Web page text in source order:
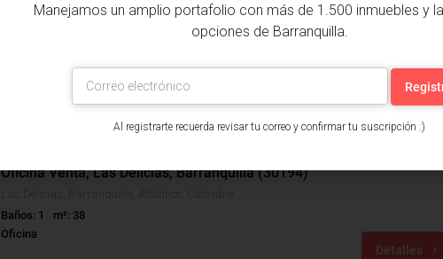
Oficina Venta, Las Delicias, Barranquilla (30194)
Baños: 1
m²: 38
Oficina
Detalles
Manejamos un amplio portafolio con más de 1.500 inmuebles y
opciones de Barranquilla.
Al registrarte recuerda revisar tu correo y confirmar tu suscripción :)